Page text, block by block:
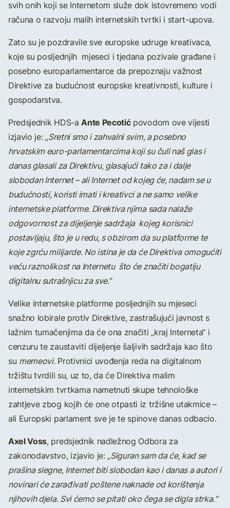
svih onih koji se Internetom služe dok istovremeno vodi
računa o razvoju malih internetskih tvrtki i start-upova.
Zato su je pozdravile sve europske udruge kreativaca,
koje su posljednjih mjeseci i tjedana pozivale građane i
posebno europarlamentarce da prepoznaju važnost
Direktive za budućnost europske kreativnosti, kulture i
gospodarstva.
Predsjednik HDS-aAnte Pecotićpovodom ove vijesti
izjavio je: „Sretni smo i zahvalni svim, a posebno
hrvatskim euro-parlamentarcima koji su čuli naš glas i
danas glasali za Direktivu, glasajući tako za i dalje
slobodan Internet – ali Internet od kojeg će, nadam se u
budućnosti, koristi imati i kreativci a ne samo velike
internetske platforme. Direktiva njima sada nalaže
odgovornost za dijeljenje sadržaja kojeg korisnici
postavljaju, što je u redu, s obzirom da su platforme te
koje zgrću milijarde. No istina je da će Direktiva omogućiti
veću raznolikost na Internetu što će značiti bogatiju
digitalnu sutrašnjicu za sve.“
Velike internetske platforme posljednjih su mjeseci
snažno lobirale protiv Direktive, zastrašujući javnost s
lažnim tumačenjima da će ona značiti „kraj Interneta“ i
cenzuru te zaustaviti dijeljenje šaljivih sadržaja kao što
su memeovi. Protivnici uvođenja reda na digitalnom
tržištu tvrdili su, uz to, da će Direktiva malim
internetskim tvrtkama nametnuti skupe tehnološke
zahtjeve zbog kojih će one otpasti iz tržišne utakmice –
ali Europski parlament sve je te spinove danas odbacio.
Axel Voss, predsjednik nadležnog Odbora za
zakonodavstvo, izjavio je: „Siguran sam da će, kad se
prašina slegne, Internet biti slobodan kao i danas a autori i
novinari će zarađivati poštene naknade od korištenja
njihovih djela. Svi ćemo se pitati oko čega se digla strka.“